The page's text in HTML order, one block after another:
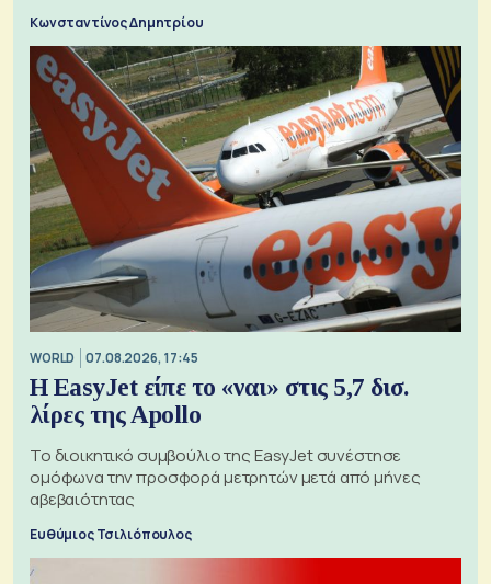
Κωνσταντίνος Δημητρίου
WORLD 07.08.2026, 17:45
Η EasyJet είπε το «ναι» στις 5,7 δισ.
λίρες της Apollo
Το διοικητικό συμβούλιο της EasyJet συνέστησε
ομόφωνα την προσφορά μετρητών μετά από μήνες
αβεβαιότητας
Ευθύμιος Τσιλιόπουλος